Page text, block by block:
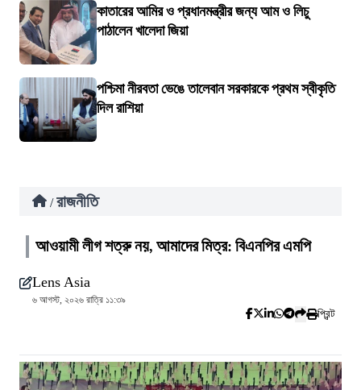
কাতারের আমির ও প্রধানমন্ত্রীর জন্য আম ও লিচু
পাঠালেন খালেদা জিয়া
পশ্চিমা নীরবতা ভেঙে তালেবান সরকারকে প্রথম স্বীকৃতি
দিল রাশিয়া
/ রাজনীতি
আওয়ামী লীগ শত্রু নয়, আমাদের মিত্র: বিএনপির এমপি
Lens Asia
৬ আগস্ট, ২০২৬ রাত্রি ১১:৩৯
প্রিন্ট